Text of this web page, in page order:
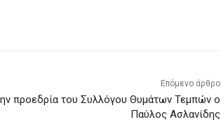
Επόμενο άρθρο
προεδρία του Συλλόγου Θυμάτων Τεμπών ο
Παύλος Ασλανίδης